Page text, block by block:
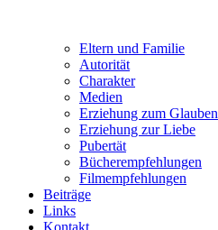
Eltern und Familie
Autorität
Charakter
Medien
Erziehung zum Glauben
Erziehung zur Liebe
Pubertät
Bücherempfehlungen
Filmempfehlungen
Beiträge
Links
Kontakt